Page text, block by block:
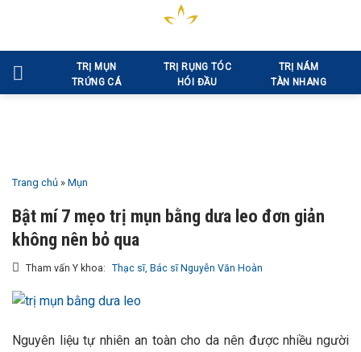
nội
dung
TRỊ MỤN
TRỨNG CÁ
TRỊ RỤNG TÓC
HÓI ĐẦU
TRỊ NÁM
TÀN NHANG
Trang chủ » Mụn
Bật mí 7 mẹo trị mụn bằng dưa leo đơn giản
không nên bỏ qua
Tham vấn Y khoa: Thạc sĩ, Bác sĩ Nguyễn Văn Hoàn
Nguyên liệu tự nhiên an toàn cho da nên được nhiều người